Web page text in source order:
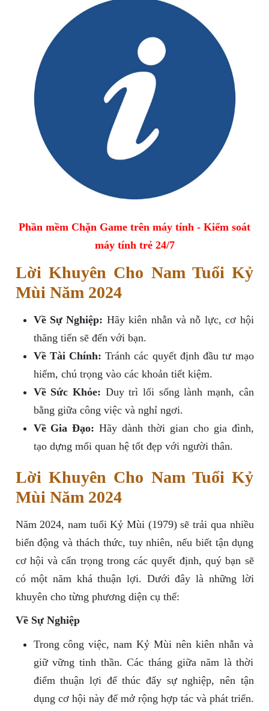
Phần mềm Chặn Game trên máy tính - Kiểm soát
máy tính trẻ 24/7
Lời Khuyên Cho Nam Tuổi Kỷ
Mùi Năm 2024
Về Sự Nghiệp: Hãy kiên nhẫn và nỗ lực, cơ hội
thăng tiến sẽ đến với bạn.
Về Tài Chính: Tránh các quyết định đầu tư mạo
hiểm, chú trọng vào các khoản tiết kiệm.
Về Sức Khỏe: Duy trì lối sống lành mạnh, cân
bằng giữa công việc và nghỉ ngơi.
Về Gia Đạo: Hãy dành thời gian cho gia đình,
tạo dựng mối quan hệ tốt đẹp với người thân.
Lời Khuyên Cho Nam Tuổi Kỷ
Mùi Năm 2024
Năm 2024, nam tuổi Kỷ Mùi (1979) sẽ trải qua nhiều
biến động và thách thức, tuy nhiên, nếu biết tận dụng
cơ hội và cẩn trọng trong các quyết định, quý bạn sẽ
có một năm khá thuận lợi. Dưới đây là những lời
khuyên cho từng phương diện cụ thể:
Về Sự Nghiệp
Trong công việc, nam Kỷ Mùi nên kiên nhẫn và
giữ vững tinh thần. Các tháng giữa năm là thời
điểm thuận lợi để thúc đẩy sự nghiệp, nên tận
dụng cơ hội này để mở rộng hợp tác và phát triển.